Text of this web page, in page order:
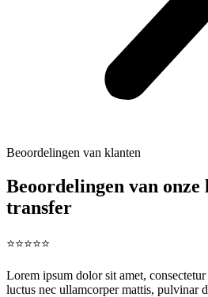
Beoordelingen van klanten
Beoordelingen van onze
transfer
⭐⭐⭐⭐⭐
Lorem ipsum dolor sit amet,
luctus nec ullamcorper mattis, pulvinar